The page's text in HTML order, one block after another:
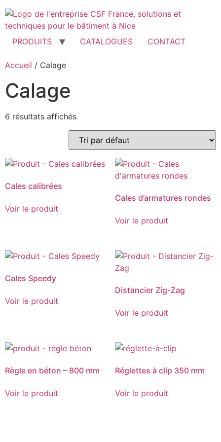
Aller
au
contenu
PRODUITS
CATALOGUES CONTACT
Accueil / Calage
Calage
6 résultats affichés
Cales calibrées
Voir le produit
Cales d’armatures rondes
Voir le produit
Cales Speedy
Voir le produit
Distancier Zig-Zag
Voir le produit
Règle en béton – 800 mm
Voir le produit
Réglettes à clip 350 mm
Voir le produit